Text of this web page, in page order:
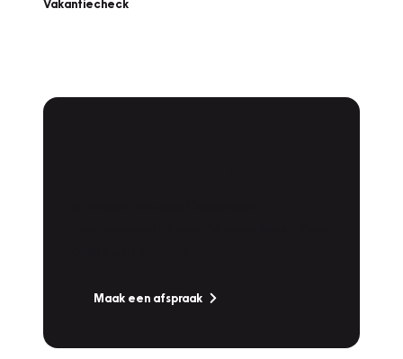
Vakantiecheck
Maak een afspraak